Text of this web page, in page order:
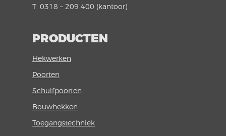
T: 0318 – 209 400 (kantoor)
PRODUCTEN
Hekwerken
Poorten
Schuifpoorten
Bouwhekken
Toegangstechniek